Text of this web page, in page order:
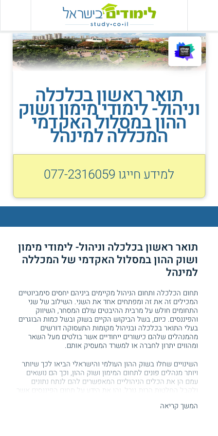
תואר ראשון בכלכלה
וניהול- לימודי מימון ושוק
ההון במסלול האקדמי
המכללה למינהל
למידע חייגו 077-2316059
תואר ראשון בכלכלה וניהול- לימודי מימון
ושוק ההון במסלול האקדמי של המכללה
למינהל
תחום הכלכלה ותחום הניהול מקיימים ביניהם יחסים סימביוטיים
המכילים זה את זה ומפתחים אחד את השני. השילוב של שני
התחומים חולש על מרבית ההיבטים עולם המסחר, השיווק
והפיננסים. כיום, בשל הביקוש הקיים בשוק ובשל כמות הבוגרים
בעלי התואר בכלכלה ובניהול מקומות התעסוקה דורשים
מהמנהלים שלהם כישורים ייחודיים אשר בולטים מעל השאר
ומהווים יתרון לחברה או למשרד המעסיק אותם.
השינויים שחלו בשוק ההון העולמי והישראלי הביאו לכך שיותר
ויותר מנהלים פונים לתחום המימון ושוק ההון, וכך הם נושאים
עמם הן את הכלים הניהוליים המאפשרים להם לנתח נתונים
ולקבל החלטות הרות גורל, והן את הידע על תחום הפיננסים אשר
ועתידית על הנעשה בעולם הממון.
המשך קריאה